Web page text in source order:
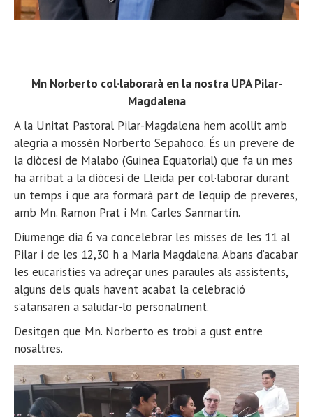
Mn Norberto col·laborarà en la nostra UPA Pilar-
Magdalena
A la Unitat Pastoral Pilar-Magdalena hem acollit amb
alegria a mossèn Norberto Sepahoco. És un prevere de
la diòcesi de Malabo (Guinea Equatorial) que fa un mes
ha arribat a la diòcesi de Lleida per col·laborar durant
un temps i que ara formarà part de l’equip de preveres,
amb Mn. Ramon Prat i Mn. Carles Sanmartín.
Diumenge dia 6 va concelebrar les misses de les 11 al
Pilar i de les 12,30 h a Maria Magdalena. Abans d’acabar
les eucaristies va adreçar unes paraules als assistents,
alguns dels quals havent acabat la celebració
s’atansaren a saludar-lo personalment.
Desitgen que Mn. Norberto es trobi a gust entre
nosaltres.